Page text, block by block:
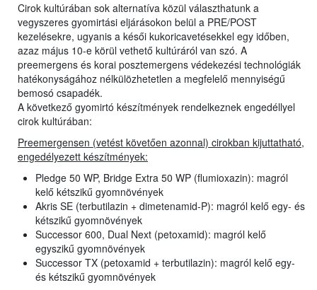
Cirok kultúrában sok alternatíva közül választhatunk a
vegyszeres gyomirtási eljárásokon belül a PRE/POST
kezelésekre, ugyanis a késői kukoricavetésekkel egy időben,
azaz május 10-e körül vethető kultúráról van szó. A
preemergens és korai posztemergens védekezési technológiák
hatékonyságához nélkülözhetetlen a megfelelő mennyiségű
bemosó csapadék.
A következő gyomirtó készítmények rendelkeznek engedéllyel
cirok kultúrában:
Preemergensen (vetést követően azonnal) cirokban kijuttatható,
engedélyezett készítmények:
Pledge 50 WP, Bridge Extra 50 WP (flumioxazin): magról
kelő kétszikű gyomnövények
Akris SE (terbutilazin + dimetenamid-P): magról kelő egy- és
kétszikű gyomnövények
Successor 600, Dual Next (petoxamid): magról kelő
egyszikű gyomnövények
Successor TX (petoxamid + terbutilazin): magról kelő egy-
és kétszikű gyomnövények